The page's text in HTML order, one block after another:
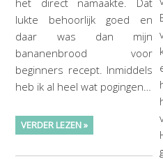
lukte behoorlijk goed en
daar was dan mijn
bananenbrood voor
beginners recept. Inmiddels
heb ik al heel wat pogingen…
VERDER LEZEN »